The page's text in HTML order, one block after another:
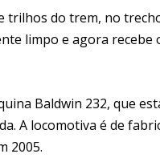
trilhos do trem, no
limpo e agora recebe
Baldwin 232, que
A locomotiva é de
2005.